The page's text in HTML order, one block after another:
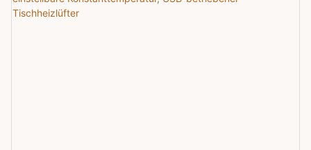
automatischer Abschaltfunktion bietet er maximale Sicherheit. Dank seines